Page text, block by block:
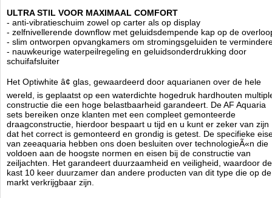
- Door het brede kleurenpalet past de kast in elk interieur
- de hoogste transparantie OptiWhite
- vervormt de kleuren niet, is gemakkelijker schoon te houden
- duurzaam, randloos, met zwarte siliconen
- jarenlang getest door zeeaquarianen
- zwarte overloop, onder- en achterruit
- verbinding gemaakt van gespecialiseerde aquariumsiliconen
- professioneel antitrillingsschuim
- duurzaam PVC-opvangbak met speciale hydraulica
- hoog systeemvermogen gegarandeerd door geschikte buisdiameters
- cascadekamers met filtersokken (vervangbaar met AF-
mediareactoren)
- snelle installatie van loodgieterswerk, geen lijmen nodig!
- noodpijp (revisie) en kwaliteitsafsluiter voor nauwkeurige afstelling
- zelfnivellerende, stille downflow
- afneembaar, eenvoudig te reinigen overlooprooster
ULTRA STIL VOOR MAXIMAAL COMFORT
- anti-vibratieschuim zowel op carter als op display
- zelfnivellerende downflow met geluidsdempende kap op de
- slim ontworpen opvangkamers om stromingsgeluiden te
- nauwkeurige waterpeilregeling en geluidsonderdrukking door
schuifafsluiter
Het Optiwhite â¢ glas, gewaardeerd door aquarianen over de hele
wereld, is geplaatst op een waterdichte hogedruk hardhouten
constructie die een hoge belastbaarheid garandeert. De AF Aquaria
sets bereiken onze klanten met een compleet gemonteerde
draagconstructie, hierdoor bespaart u tijd en u kunt er zeker van zijn
dat het correct is gemonteerd en grondig is getest. De specifieke
van zeeaquaria hebben ons doen besluiten over technologieÃ«n die
voldoen aan de hoogste normen en eisen bij de constructie van
zeiljachten. Het garandeert duurzaamheid en veiligheid, waardoor de
kast 10 keer duurzamer dan andere producten van dit type die op de
markt verkrijgbaar zijn.